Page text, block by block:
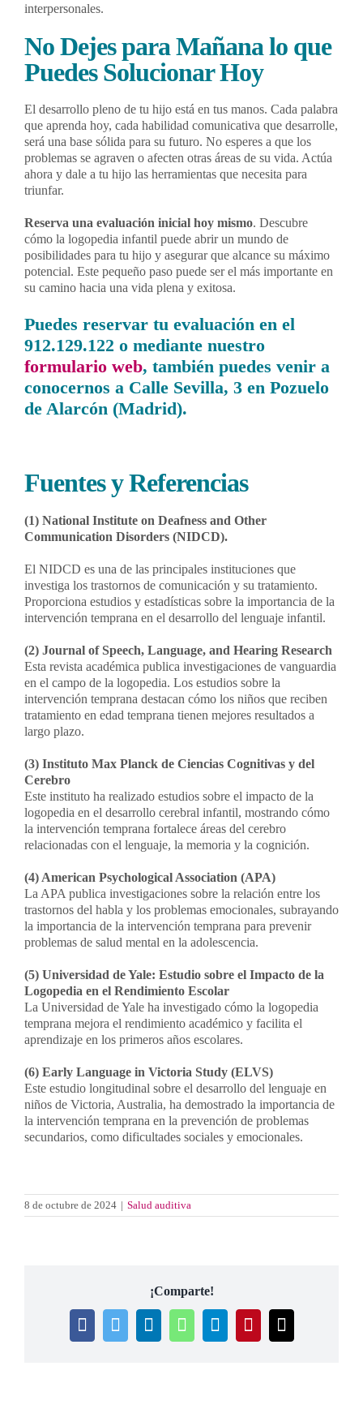
interpersonales.
No Dejes para Mañana lo que
Puedes Solucionar Hoy
El desarrollo pleno de tu hijo está en tus manos. Cada palabra
que aprenda hoy, cada habilidad comunicativa que desarrolle,
será una base sólida para su futuro. No esperes a que los
problemas se agraven o afecten otras áreas de su vida. Actúa
ahora y dale a tu hijo las herramientas que necesita para
triunfar.
Reserva una evaluación inicial hoy mismo. Descubre
cómo la logopedia infantil puede abrir un mundo de
posibilidades para tu hijo y asegurar que alcance su máximo
potencial. Este pequeño paso puede ser el más importante en
su camino hacia una vida plena y exitosa.
Puedes reservar tu evaluación en el
912.129.122 o mediante nuestro
formulario web, también puedes venir a
conocernos a Calle Sevilla, 3 en Pozuelo
de Alarcón (Madrid).
Fuentes y Referencias
(1) National Institute on Deafness and Other
Communication Disorders (NIDCD).
El NIDCD es una de las principales instituciones que
investiga los trastornos de comunicación y su tratamiento.
Proporciona estudios y estadísticas sobre la importancia de la
intervención temprana en el desarrollo del lenguaje infantil.
(2) Journal of Speech, Language, and Hearing Research
Esta revista académica publica investigaciones de vanguardia
en el campo de la logopedia. Los estudios sobre la
intervención temprana destacan cómo los niños que reciben
tratamiento en edad temprana tienen mejores resultados a
largo plazo.
(3) Instituto Max Planck de Ciencias Cognitivas y del
Cerebro
Este instituto ha realizado estudios sobre el impacto de la
logopedia en el desarrollo cerebral infantil, mostrando cómo
la intervención temprana fortalece áreas del cerebro
relacionadas con el lenguaje, la memoria y la cognición.
(4) American Psychological Association (APA)
La APA publica investigaciones sobre la relación entre los
trastornos del habla y los problemas emocionales, subrayando
la importancia de la intervención temprana para prevenir
problemas de salud mental en la adolescencia.
(5) Universidad de Yale: Estudio sobre el Impacto de la
Logopedia en el Rendimiento Escolar
La Universidad de Yale ha investigado cómo la logopedia
temprana mejora el rendimiento académico y facilita el
aprendizaje en los primeros años escolares.
(6) Early Language in Victoria Study (ELVS)
Este estudio longitudinal sobre el desarrollo del lenguaje en
niños de Victoria, Australia, ha demostrado la importancia de
la intervención temprana en la prevención de problemas
secundarios, como dificultades sociales y emocionales.
8 de octubre de 2024 | Salud auditiva
¡Comparte!
Facebook
TwitterLinkedInWhatsApp
Telegram
PinterestCorreo